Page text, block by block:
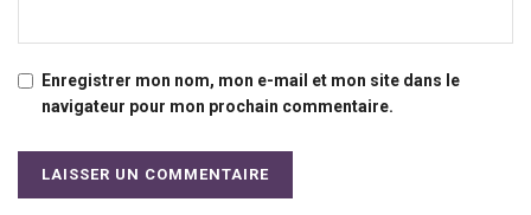
Enregistrer mon nom, mon e-mail et mon site dans le
navigateur pour mon prochain commentaire.